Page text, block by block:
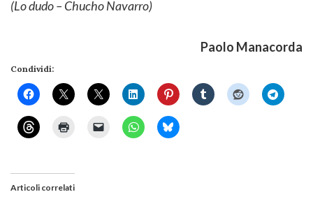
(Lo dudo – Chucho Navarro)
Paolo Manacorda
Condividi:
Articoli correlati